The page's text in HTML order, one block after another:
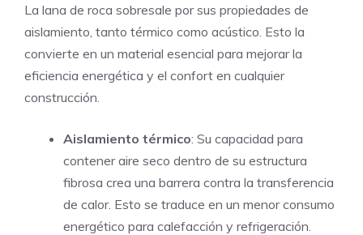
La lana de roca sobresale por sus propiedades de
aislamiento, tanto térmico como acústico. Esto la
convierte en un material esencial para mejorar la
eficiencia energética y el confort en cualquier
construcción.
Aislamiento térmico: Su capacidad para
contener aire seco dentro de su estructura
fibrosa crea una barrera contra la transferencia
de calor. Esto se traduce en un menor consumo
energético para calefacción y refrigeración.